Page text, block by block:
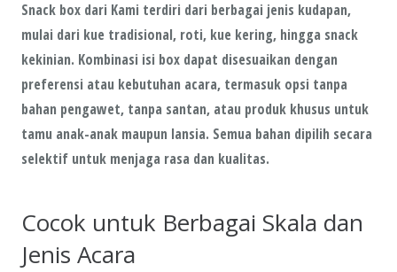
Snack box dari Kami terdiri dari berbagai jenis kudapan,
mulai dari kue tradisional, roti, kue kering, hingga snack
kekinian. Kombinasi isi box dapat disesuaikan dengan
preferensi atau kebutuhan acara, termasuk opsi tanpa
bahan pengawet, tanpa santan, atau produk khusus untuk
tamu anak-anak maupun lansia. Semua bahan dipilih secara
selektif untuk menjaga rasa dan kualitas.
Cocok untuk Berbagai Skala dan
Jenis Acara